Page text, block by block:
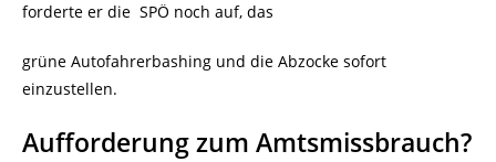
forderte er die SPÖ noch auf, das
grüne Autofahrerbashing und die Abzocke sofort
einzustellen.
Aufforderung zum Amtsmissbrauch?